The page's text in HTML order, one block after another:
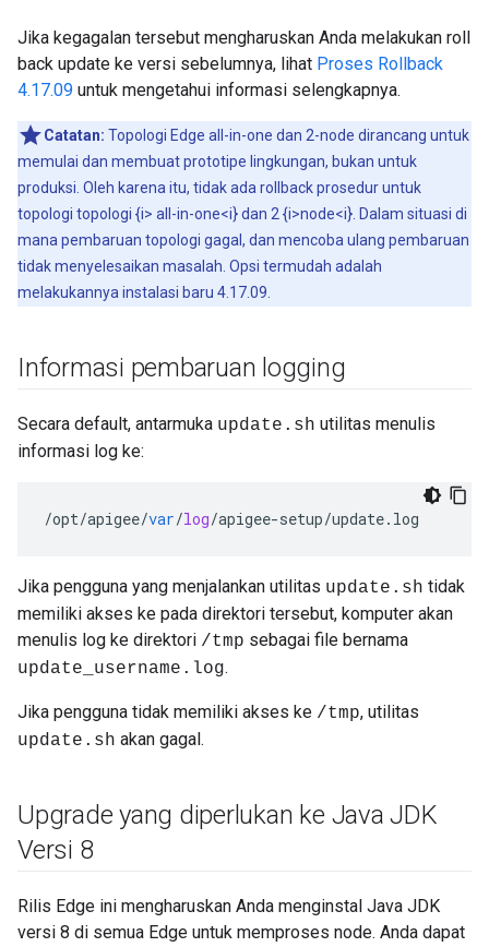
Jika kegagalan tersebut mengharuskan Anda melakukan roll
back update ke versi sebelumnya, lihat Proses Rollback
4.17.09 untuk mengetahui informasi selengkapnya.
Catatan: Topologi Edge all-in-one dan 2-node dirancang untuk
memulai dan membuat prototipe lingkungan, bukan untuk
produksi. Oleh karena itu, tidak ada rollback prosedur untuk
topologi topologi {i> all-in-one<i} dan 2 {i>node<i}. Dalam situasi di
mana pembaruan topologi gagal, dan mencoba ulang pembaruan
tidak menyelesaikan masalah. Opsi termudah adalah
melakukannya instalasi baru 4.17.09.
Informasi pembaruan logging
Secara default, antarmuka update.sh utilitas menulis
informasi log ke:
/opt/apigee/var/log/apigee-setup/update. log
Jika pengguna yang menjalankan utilitas update.sh tidak
memiliki akses ke pada direktori tersebut, komputer akan
menulis log ke direktori /tmp sebagai file bernama
update_username.log.
Jika pengguna tidak memiliki akses ke /tmp, utilitas
update.sh akan gagal.
Upgrade yang diperlukan ke Java JDK
Versi 8
Rilis Edge ini mengharuskan Anda menginstal Java JDK
versi 8 di semua Edge untuk memproses node. Anda dapat